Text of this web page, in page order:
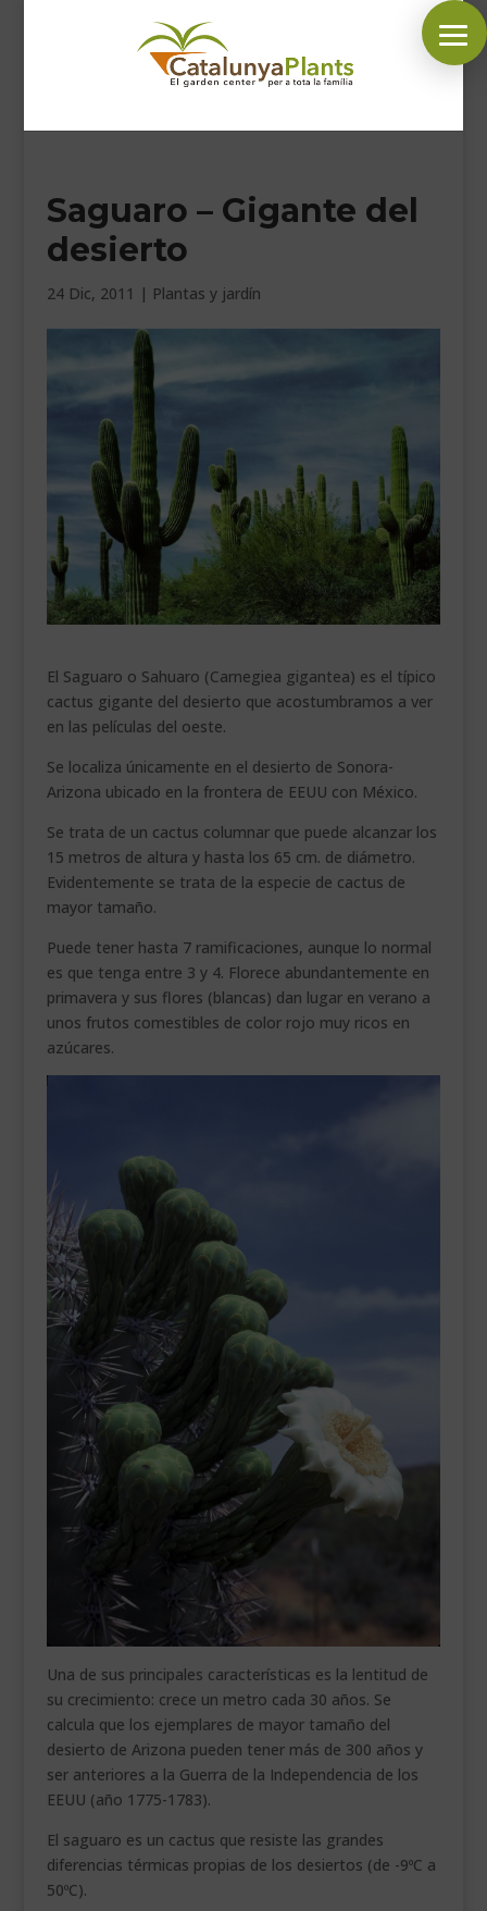
SÍGUENOS EN:
INICIO
PLANTAS
DECORACIÓN
HORARIO GARDEN
___________________________
VEURE EN CATALÀ
Saguaro – Gigante del
desierto
24 Dic, 2011 | Plantas y jardín
El Saguaro o Sahuaro (Carnegiea gigantea) es el típico
cactus gigante del desierto que acostumbramos a ver
en las películas del oeste.
Se localiza únicamente en el desierto de Sonora-
Arizona ubicado en la frontera de EEUU con México.
Se trata de un cactus columnar que puede alcanzar los
15 metros de altura y hasta los 65 cm. de diámetro.
Evidentemente se trata de la especie de cactus de
mayor tamaño.
Puede tener hasta 7 ramificaciones, aunque lo normal
es que tenga entre 3 y 4. Florece abundantemente en
primavera y sus flores (blancas) dan lugar en verano a
unos frutos comestibles de color rojo muy ricos en
azúcares.
Una de sus principales características es la lentitud de
su crecimiento: crece un metro cada 30 años. Se
calcula que los ejemplares de mayor tamaño del
desierto de Arizona pueden tener más de 300 años y
ser anteriores a la Guerra de la Independencia de los
EEUU (año 1775-1783).
El saguaro es un cactus que resiste las grandes
diferencias térmicas propias de los desiertos (de -9ºC a
50ºC).